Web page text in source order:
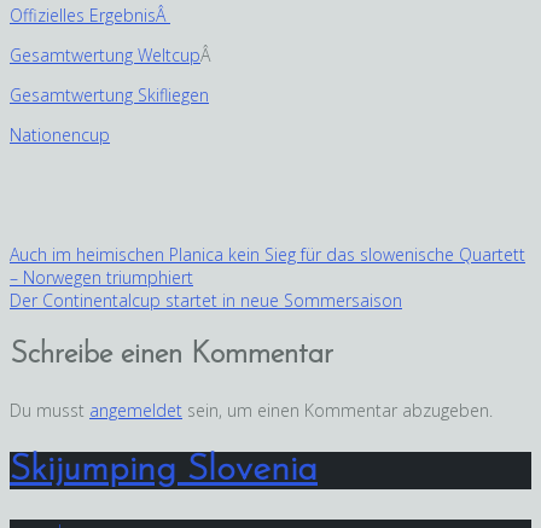
Offizielles ErgebnisÂ
Gesamtwertung WeltcupÂ
Gesamtwertung Skifliegen
Nationencup
Beitragsnavigation
Auch im heimischen Planica kein Sieg für das slowenische Quartett
– Norwegen triumphiert
Der Continentalcup startet in neue Sommersaison
Schreibe einen Kommentar
Du musst angemeldet sein, um einen Kommentar abzugeben.
Skijumping Slovenia